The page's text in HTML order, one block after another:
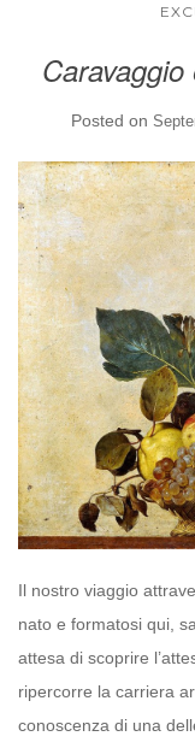
Posted on
Il nostro viaggio
nato e formatosi qui,
attesa di scoprire
ripercorre la carriera
conoscenza di una